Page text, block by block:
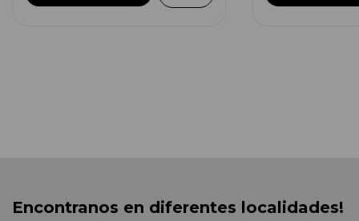
Encontranos en diferentes localidades!